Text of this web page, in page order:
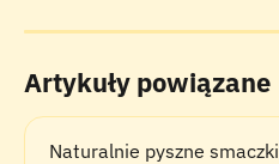
Artykuły powiązane
Naturalnie pyszne smaczki